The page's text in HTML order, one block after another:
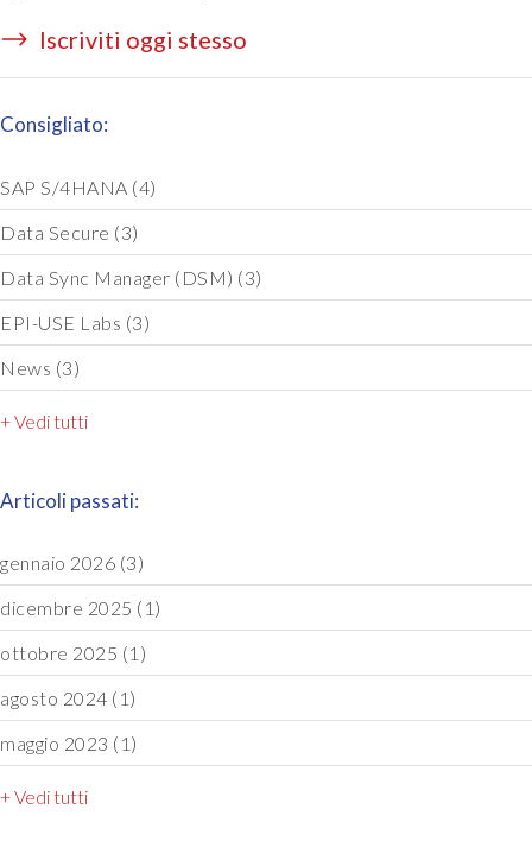
Iscriviti oggi stesso
Consigliato:
SAP S/4HANA (4)
Data Secure (3)
Data Sync Manager (DSM) (3)
EPI-USE Labs (3)
News (3)
+ Vedi tutti
Articoli passati:
gennaio 2026 (3)
dicembre 2025 (1)
ottobre 2025 (1)
agosto 2024 (1)
maggio 2023 (1)
+ Vedi tutti